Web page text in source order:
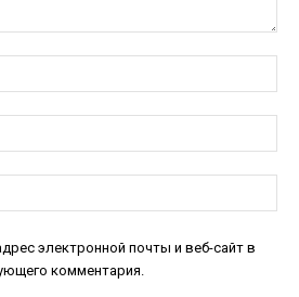
электронной почты и веб-сайт в
комментария.